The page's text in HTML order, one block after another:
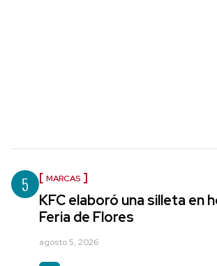
5 MARCAS
KFC elaboró una silleta en
Feria de Flores
agosto 5, 2026